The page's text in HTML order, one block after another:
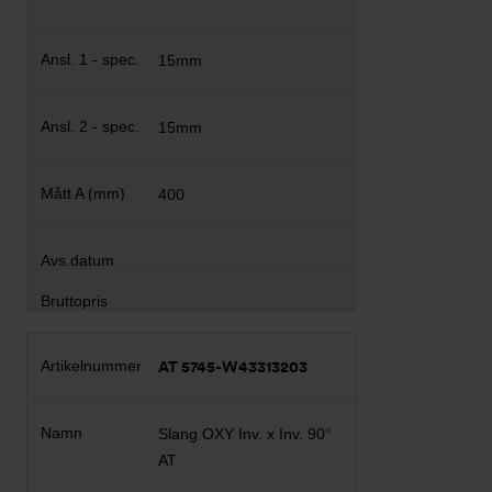
15mm
15mm
400
AT 5745-W43313203
Slang OXY Inv. x Inv. 90°
AT